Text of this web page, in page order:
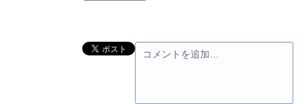
コメントを追加…